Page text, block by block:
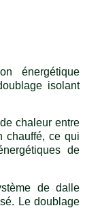
énergétique
isolant
chaleur entre
chauffé, ce qui
de
de dalle
Le doublage